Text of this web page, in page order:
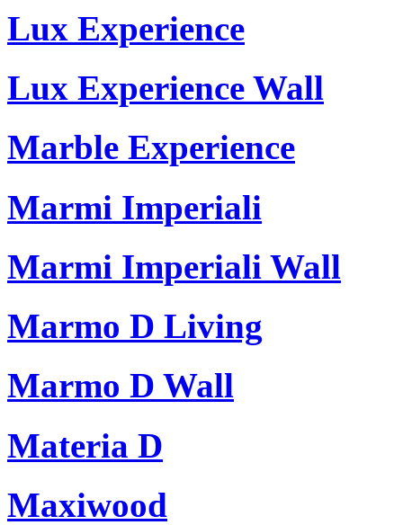
Lux Experience
Lux Experience Wall
Marble Experience
Marmi Imperiali
Marmi Imperiali Wall
Marmo D Living
Marmo D Wall
Materia D
Maxiwood